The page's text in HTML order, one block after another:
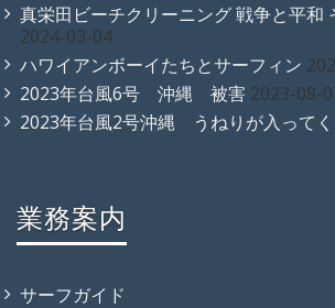
真栄田ビーチクリーニング 戦争と平和
2024-03-04
ハワイアンボーイたちとサーフィン
2023年台風6号 沖縄 被害 2023-08-
2023年台風2号沖縄 うねりが入って
業務案内
サーフガイド